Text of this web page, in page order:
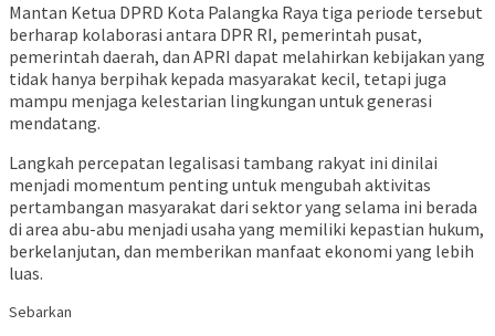
Mantan Ketua DPRD Kota Palangka Raya tiga periode tersebut
berharap kolaborasi antara DPR RI, pemerintah pusat,
pemerintah daerah, dan APRI dapat melahirkan kebijakan yang
tidak hanya berpihak kepada masyarakat kecil, tetapi juga
mampu menjaga kelestarian lingkungan untuk generasi
mendatang.
Langkah percepatan legalisasi tambang rakyat ini dinilai
menjadi momentum penting untuk mengubah aktivitas
pertambangan masyarakat dari sektor yang selama ini berada
di area abu-abu menjadi usaha yang memiliki kepastian hukum,
berkelanjutan, dan memberikan manfaat ekonomi yang lebih
luas.
Sebarkan